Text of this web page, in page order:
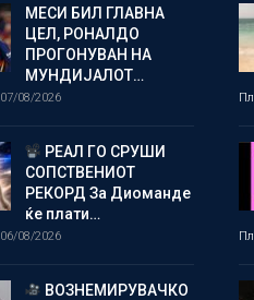
МЕСИ БИЛ ГЛАВНА
ЦЕЛ, РОНАЛДО
ПРОГОНУВАН НА
МУНДИЈАЛОТ…
07/08/2026
РЕАЛ ГО СРУШИ
СОПСТВЕНИОТ
РЕКОРД За Диоманде
ќе плати…
06/08/2026
ВОЗНЕМИРУВАЧКО